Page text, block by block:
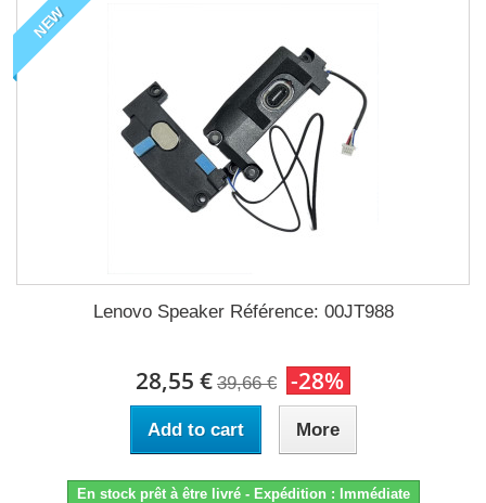
NEW
Lenovo Speaker Référence: 00JT988
28,55 € 39,66 € -28%
Add to cart More
En stock prêt à être livré - Expédition : Immédiate